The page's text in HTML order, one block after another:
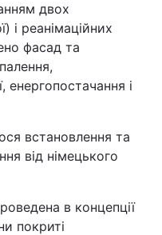
двох
і реанімаційних
фасад та
енергопостачання і
встановлення та
від німецького
в концепції
покриті